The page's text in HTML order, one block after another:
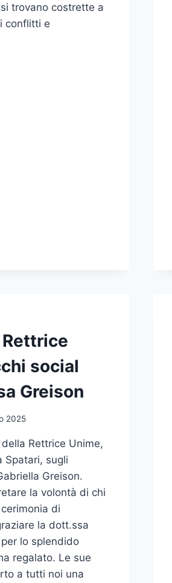
trovano costrette a
conflitti e
social
Greison
2025
Rettrice Unime,
Spatari, sugli
Greison.
la volontà di chi
di
la dott.ssa
lo splendido
regalato. Le sue
a tutti noi una